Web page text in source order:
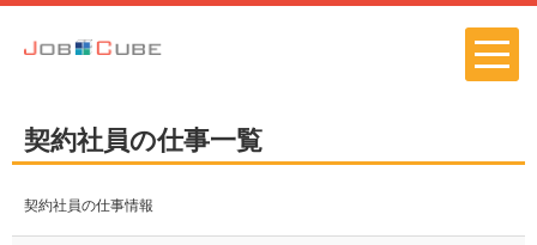
契約社員の仕事一覧
契約社員の仕事情報